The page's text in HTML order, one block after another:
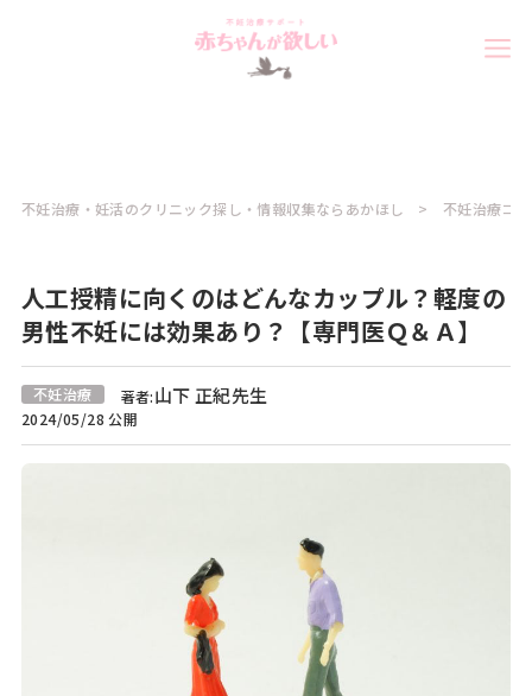
不妊治療・妊活のクリニック探し・情報収集ならあかほし 不妊治療コ
人工授精に向くのはどんなカップル？軽度の
男性不妊には効果あり？【専門医Ｑ＆Ａ】
不妊治療 著者:山下 正紀先生
2024/05/28 公開